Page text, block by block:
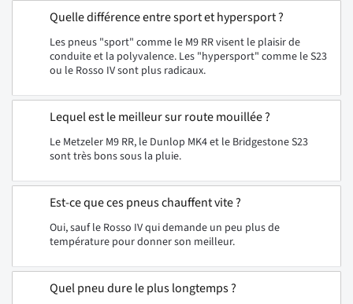
Quelle différence entre sport et hypersport ?
Les pneus "sport" comme le M9 RR visent le plaisir de
conduite et la polyvalence. Les "hypersport" comme le S23
ou le Rosso IV sont plus radicaux.
Lequel est le meilleur sur route mouillée ?
Le Metzeler M9 RR, le Dunlop MK4 et le Bridgestone S23
sont très bons sous la pluie.
Est-ce que ces pneus chauffent vite ?
Oui, sauf le Rosso IV qui demande un peu plus de
température pour donner son meilleur.
Quel pneu dure le plus longtemps ?